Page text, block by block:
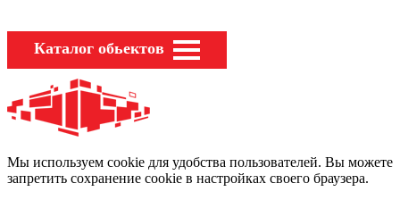
Каталог обьектов
Мы используем cookie для удобства пользователей. Вы можете
запретить сохранение cookie в настройках своего браузера.